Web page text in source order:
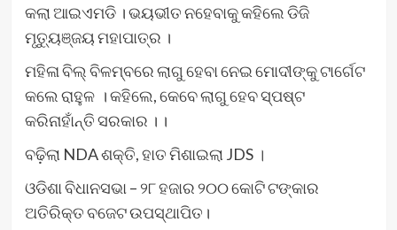
କଲା ଆଇଏମଡି । ଭୟଭୀତ ନହେବାକୁ କହିଲେ ଡିଜି
ମୃତ୍ୟୁଞ୍ଜୟ ମହାପାତ୍ର ।
ମହିଳା ବିଲ୍ ବିଳମ୍ବରେ ଲାଗୁ ହେବା ନେଇ ମୋଦୀଙ୍କୁ ଟାର୍ଗେଟ
କଲେ ରାହୁଳ । କହିଲେ, କେବେ ଲାଗୁ ହେବ ସ୍ପଷ୍ଟ
କରିନାହାଁନ୍ତି ସରକାର । ।
ବଢ଼ିଲା NDA ଶକ୍ତି, ହାତ ମିଶାଇଲା JDS ।
ଓଡିଶା ବିଧାନସଭା – ୨୮ ହଜାର ୨୦୦ କୋଟି ଟଙ୍କାର
ଅତିରିକ୍ତ ବଜେଟ ଉପସ୍ଥାପିତ।